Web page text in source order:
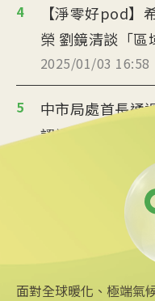
4
【淨零好pod】
榮 劉鏡清談「區
」
2025/01/03 16:58
5
中市局處首長通
保發中心：鼓勵
2025/01/03 14:27
面對全球暖化、極端氣